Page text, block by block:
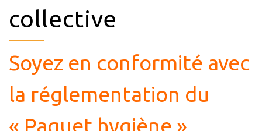
collective
Soyez en conformité avec
la réglementation du
« Paquet hygiène »